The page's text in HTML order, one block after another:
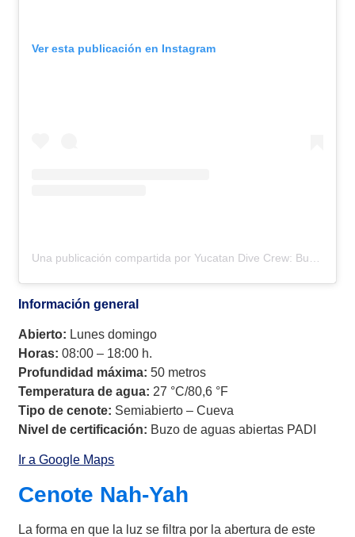
Ver esta publicación en Instagram
Información general
Abierto: Lunes domingo
Horas: 08:00 – 18:00 h.
Profundidad máxima: 50 metros
Temperatura de agua: 27 °C/80,6 °F
Tipo de cenote: Semiabierto – Cueva
Nivel de certificación: Buzo de aguas abiertas PADI
Ir a Google Maps
Cenote Nah-Yah
La forma en que la luz se filtra por la abertura de este